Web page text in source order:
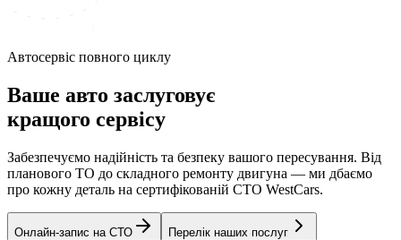
Автосервіс повного циклу
Ваше авто заслуговує
кращого сервісу
Забезпечуємо надійність та безпеку вашого пересування. Від
планового ТО до складного ремонту двигуна — ми дбаємо
про кожну деталь на сертифікованій СТО WestCars.
Онлайн-запис на СТО Перелік наших послуг